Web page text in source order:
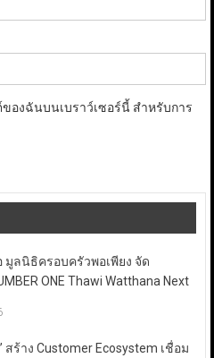
องฉันบนเบราว์เซอร์นี้ สำหรับการ
ลนิธิครอบครัวพอเพียง จัด
ONE Thawi Watthana Next
สร้าง Customer Ecosystem เชื่อม